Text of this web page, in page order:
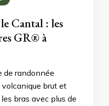
Cantal : les
GR® à
de randonnée
volcanique brut et
bras avec plus de